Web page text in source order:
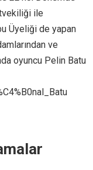
ile
Üyeliği de yapan
ve
oyuncu Pelin Batu